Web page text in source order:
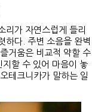
리가 자연스럽게 들리
하다. 주변 소음을 완벽
거움은 비교적 약할 수
할 수 있어 마음이 놓
테크니카가 말하는 일